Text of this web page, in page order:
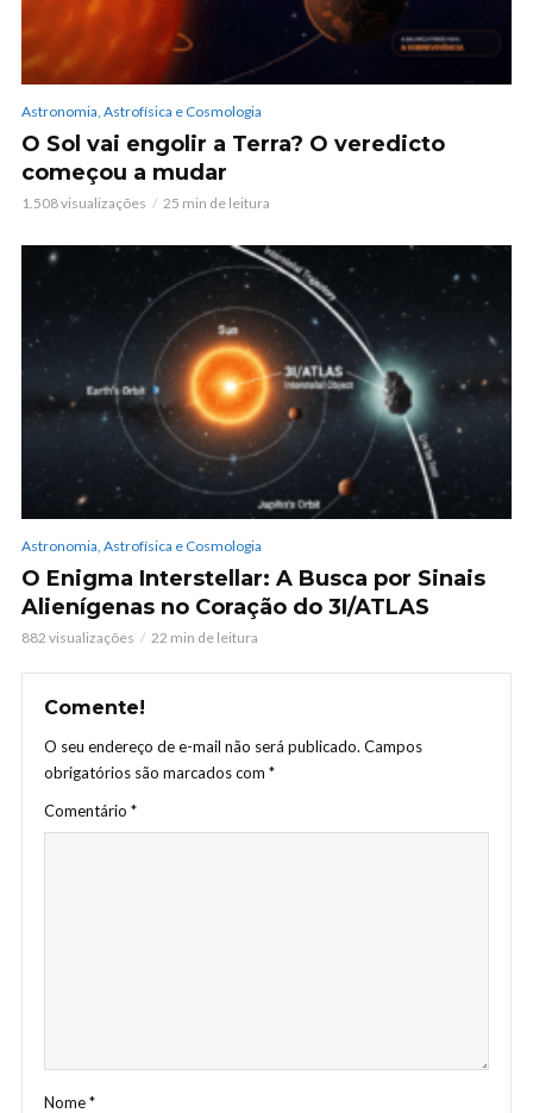
Astronomia, Astrofísica e Cosmologia
O Sol vai engolir a Terra? O veredicto
começou a mudar
1.508 visualizações 25 min de leitura
Astronomia, Astrofísica e Cosmologia
O Enigma Interstellar: A Busca por Sinais
Alienígenas no Coração do 3I/ATLAS
882 visualizações 22 min de leitura
Comente!
O seu endereço de e-mail não será publicado. Campos
obrigatórios são marcados com *
Comentário *
Nome*